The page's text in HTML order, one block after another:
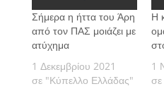
Σήμερα η ήττα του Άρη
από τον ΠΑΣ μοιάζει με
ατύχημα
1 Δεκεμβρίου 2021
σε "Κύπελλο Ελλάδας"
Η
1